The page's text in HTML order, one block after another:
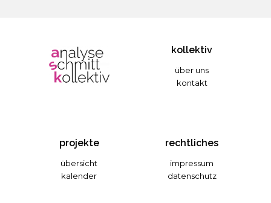
kollektiv
über uns
kontakt
projekte
übersicht
kalender
rechtliches
impressum
datenschutz